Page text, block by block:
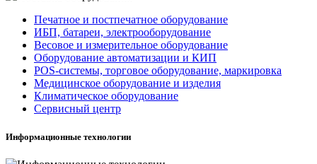
Печатное и постпечатное оборудование
ИБП, батареи, электрооборудование
Весовое и измерительное оборудование
Оборудование автоматизации и КИП
POS-системы, торговое оборудование, маркировка
Медицинское оборудование и изделия
Климатическое оборудование
Сервисный центр
Информационные технологии